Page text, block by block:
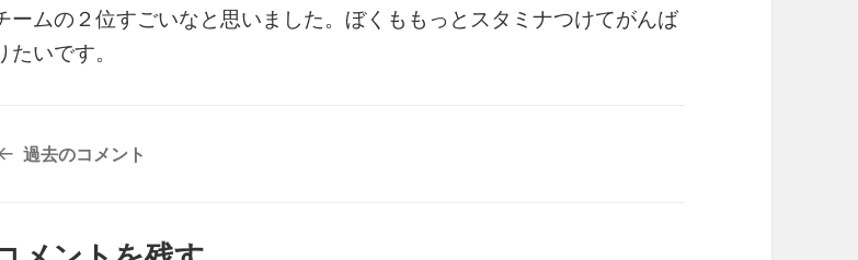
ームの２位すごいなと思いました。ぼくももっとスタミナつけてがんば
たいです。
過去のコメント